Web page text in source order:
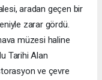
aradan geçen bir
zarar gördü.
müzesi haline
Tarihi Alan
ve çevre